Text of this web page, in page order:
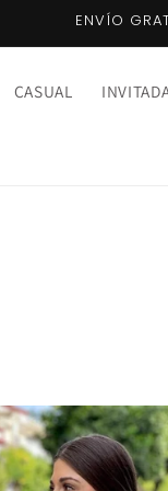
Klarna: compra
CASUAL